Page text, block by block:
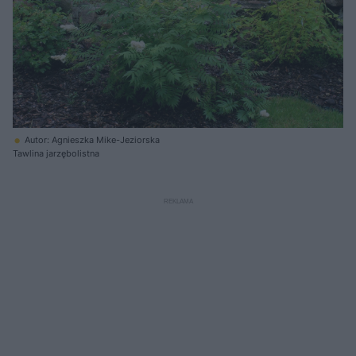
Autor: Agnieszka Mike-Jeziorska
Tawlina jarzębolistna